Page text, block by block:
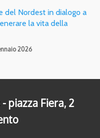
del Nordest in dialogo a
la vita della
2026
piazza Fiera, 2